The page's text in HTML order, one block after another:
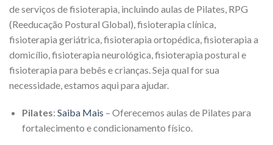
de serviços de fisioterapia, incluindo aulas de Pilates, RPG
(Reeducação Postural Global), fisioterapia clínica,
fisioterapia geriátrica, fisioterapia ortopédica, fisioterapia a
domicílio, fisioterapia neurológica, fisioterapia postural e
fisioterapia para bebês e crianças. Seja qual for sua
necessidade, estamos aqui para ajudar.
Pilates: Saiba Mais – Oferecemos aulas de Pilates para
fortalecimento e condicionamento físico.